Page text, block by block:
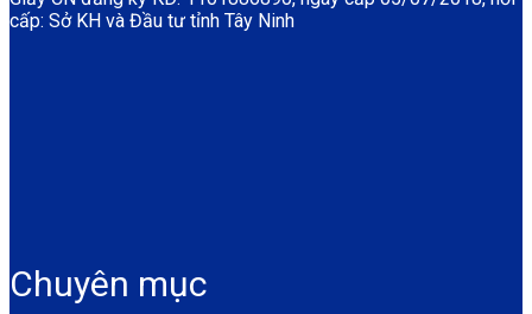
cấp: Sở KH và Đầu tư tỉnh Tây Ninh
Chuyên mục